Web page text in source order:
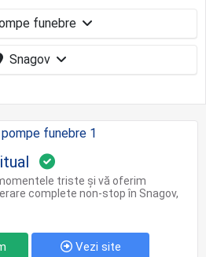
triste și vă oferim
complete non-stop în Snagov,
Vezi site